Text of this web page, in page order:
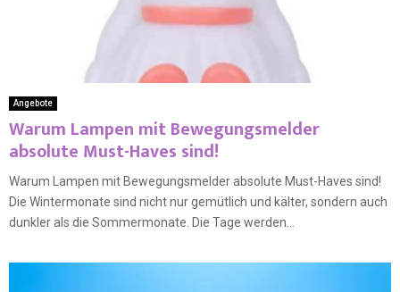
Angebote
Warum Lampen mit Bewegungsmelder
absolute Must-Haves sind!
Warum Lampen mit Bewegungsmelder absolute Must-Haves sind!
Die Wintermonate sind nicht nur gemütlich und kälter, sondern auch
dunkler als die Sommermonate. Die Tage werden...